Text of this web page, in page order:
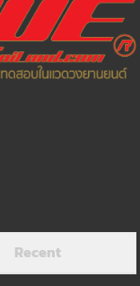
Recent